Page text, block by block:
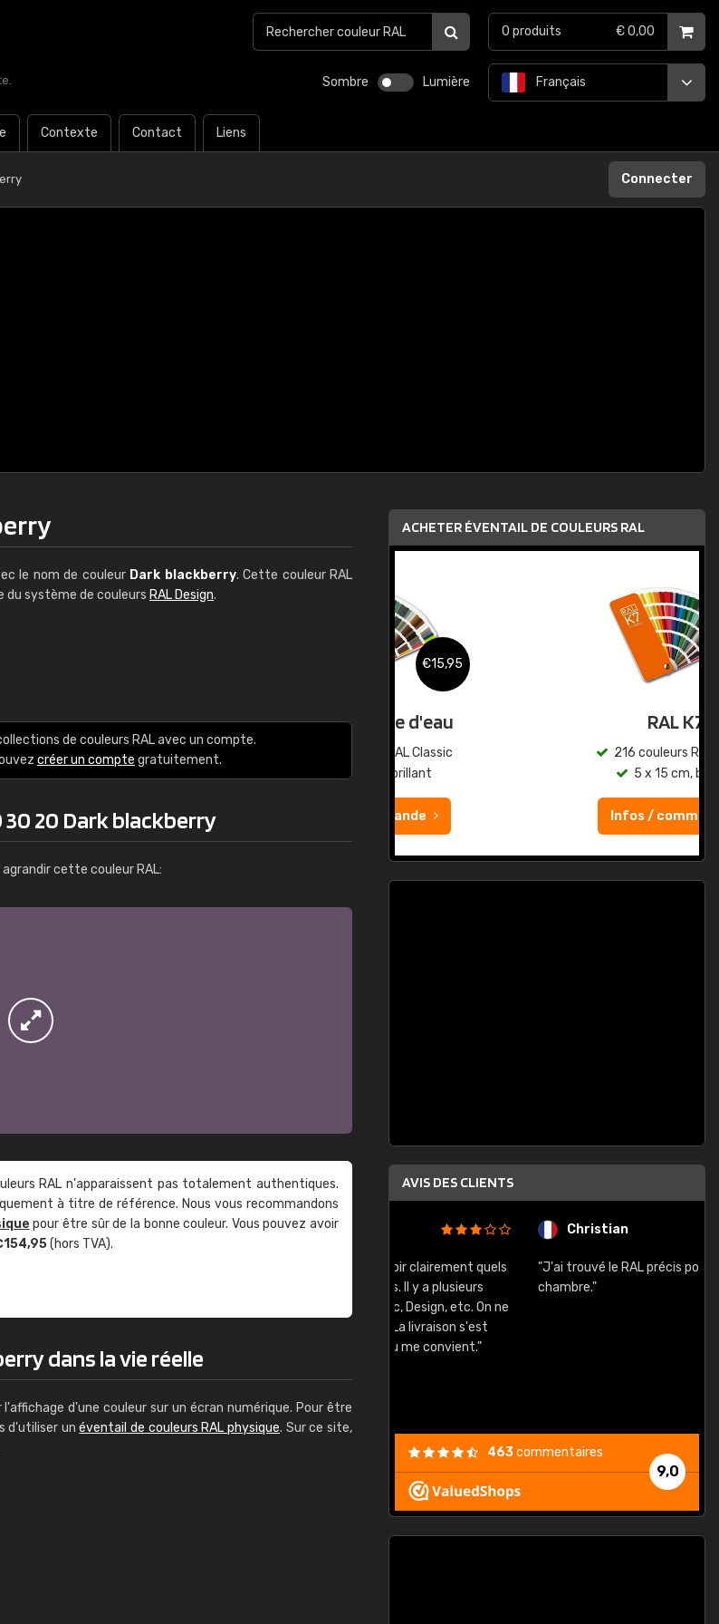
Sombre Lumière
Contexte Contact Liens
Français
0 produits € 0,00
Connecter
le nom de couleur Dark blackberry. Cette couleur RAL
du système de couleurs RAL Design.
de couleurs RAL avec un compte.
créer un compte gratuitement.
30 20 Dark blackberry
cette couleur RAL:
RAL n'apparaissent pas totalement authentiques.
à titre de référence. Nous vous recommandons
pour être sûr de la bonne couleur. Vous pouvez avoir
(hors TVA).
dans la vie réelle
d'une couleur sur un écran numérique. Pour être
d'utiliser unéventail de couleurs RAL physique. Sur ce site,
ACHETER ÉVENTAIL DE COULEURS RAL
RAL K7 à base d'eau
216 couleurs RAL Classic
Infos / commande
€15,95
216 couleurs RAL Classic
AVIS DES CLIENTS
Guillaume Euvrard Christian
"J'ai trouvé le RAL précis pour le ton de ma
chambre."
9,0
463commentaires